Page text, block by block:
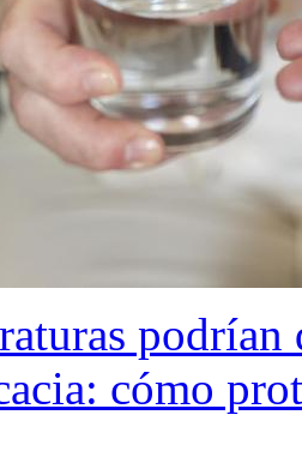
podrían
cómo